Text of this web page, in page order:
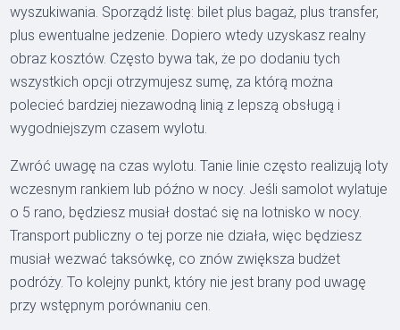
wyszukiwania. Sporządź listę: bilet plus bagaż, plus transfer,
plus ewentualne jedzenie. Dopiero wtedy uzyskasz realny
obraz kosztów. Często bywa tak, że po dodaniu tych
wszystkich opcji otrzymujesz sumę, za którą można
polecieć bardziej niezawodną linią z lepszą obsługą i
wygodniejszym czasem wylotu.
Zwróć uwagę na czas wylotu. Tanie linie często realizują loty
wczesnym rankiem lub późno w nocy. Jeśli samolot wylatuje
o 5 rano, będziesz musiał dostać się na lotnisko w nocy.
Transport publiczny o tej porze nie działa, więc będziesz
musiał wezwać taksówkę, co znów zwiększa budżet
podróży. To kolejny punkt, który nie jest brany pod uwagę
przy wstępnym porównaniu cen.